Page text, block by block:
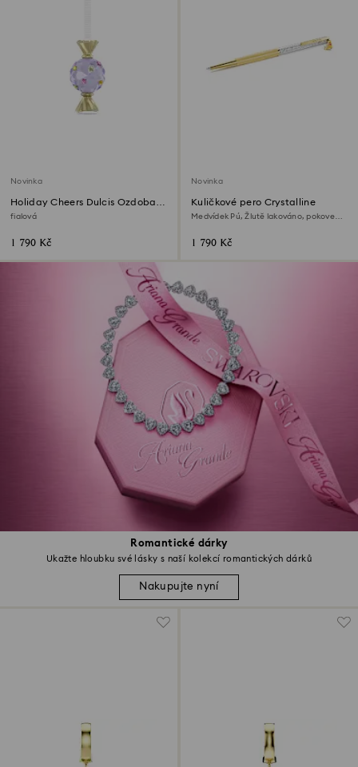
Romantické dárky
Ukažte hloubku své lásky s naší kolekcí romantických dárků
Nakupujte nyní
Novinka
Holiday Cheers Dulcis Ozdoba
bonbón
fialová
1 790 Kč
Novinka
Kuličkové pero Crystalline
Medvídek Pú, Žlutě lakováno, pokoveno
1 790 Kč